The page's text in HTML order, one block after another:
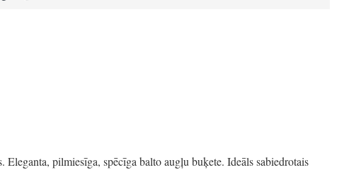
Eleganta, pilmiesīga, spēcīga balto augļu buķete. Ideāls sabiedrotais